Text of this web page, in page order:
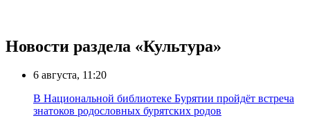
Новости раздела «Культура»
6 августа, 11:20
В Национальной библиотеке Бурятии пройдёт встреча
знатоков родословных бурятских родов